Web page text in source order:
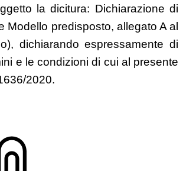
la dicitura: Dichiarazione di
Modello predisposto, allegato A al
dichiarando espressamente di
e le condizioni di cui al presente
2020.